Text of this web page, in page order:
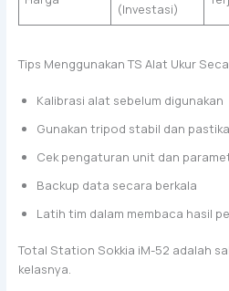
(Investasi)
Tips Menggunakan TS Alat Ukur
Kalibrasi alat sebelum digunakan
Gunakan tripod stabil dan
Cek pengaturan unit dan
Backup data secara berkala
Latih tim dalam membaca hasil
Total Station Sokkia iM-52 adalah
kelasnya.